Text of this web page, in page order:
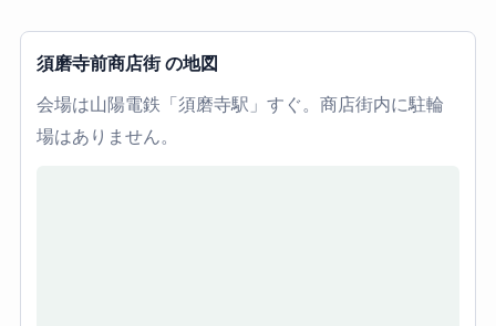
須磨寺前商店街 の地図
会場は山陽電鉄「須磨寺駅」すぐ。商店街内に駐輪
場はありません。